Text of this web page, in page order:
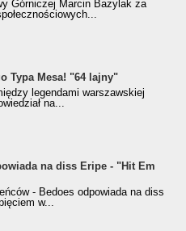
Górniczej Marcin Bazylak za
Typa Mesa! "64 lajny"
legendami warszawskiej
na...
na diss Eripe - "Hit Em
- Bedoes odpowiada na diss
w...